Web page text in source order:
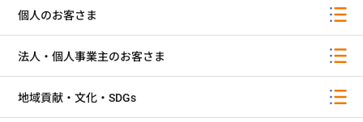
個人のお客さま
法人・個人事業主のお客さま
地域貢献・文化・SDGs